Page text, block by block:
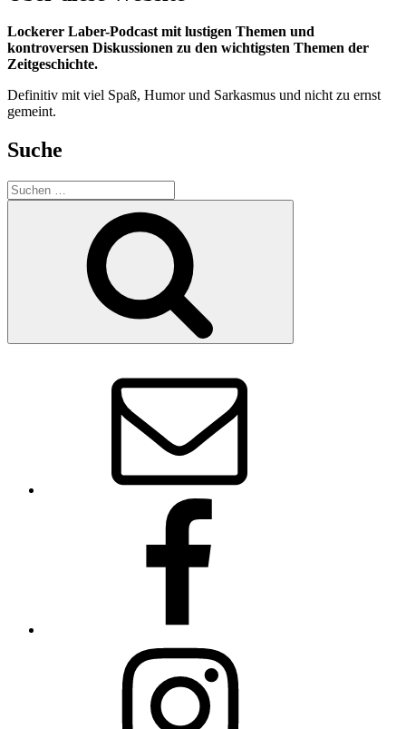
Lockerer Laber-Podcast mit lustigen Themen und
kontroversen Diskussionen zu den wichtigsten Themen der
Zeitgeschichte.
Definitiv mit viel Spaß, Humor und Sarkasmus und nicht zu ernst
gemeint.
Suche
Suchen
nach: